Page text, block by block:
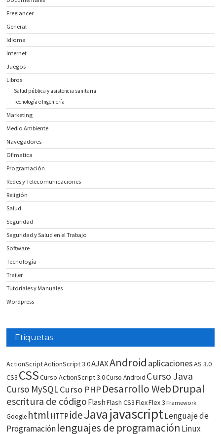
Freelancer
General
Idioma
Internet
Juegos
Libros
Salud pública y asistencia sanitaria
Tecnología e Ingeniería
Marketing
Medio Ambiente
Navegadores
Ofimatica
Programación
Redes y Telecomunicaciones
Religión
Salud
Seguridad
Seguridad y Salud en el Trabajo
Software
Tecnología
Trailer
Tutoriales y Manuales
Wordpress
Etiquetas
ActionScriptActionScript 3.0AJAXAndroid aplicacionesAS 3.0
CS3 CSSCurso ActionScript 3.0Curso Android Curso Java
Curso MySQLCurso PHP Desarrollo WebDrupal
escritura de código FlashFlash CS3FlexFlex 3 Framework
Google html HTTP ideJavajavascriptLenguaje de
Programaciónlenguajes de programación Linux